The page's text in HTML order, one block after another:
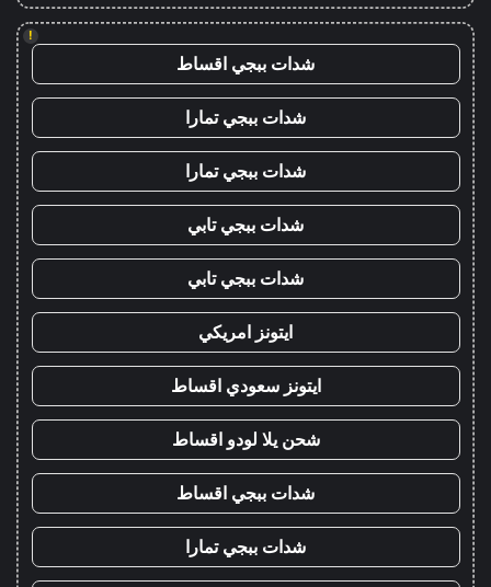
!
شدات ببجي اقساط
شدات ببجي تمارا
شدات ببجي تمارا
شدات ببجي تابي
شدات ببجي تابي
ايتونز امريكي
ايتونز سعودي اقساط
شحن يلا لودو اقساط
شدات ببجي اقساط
شدات ببجي تمارا